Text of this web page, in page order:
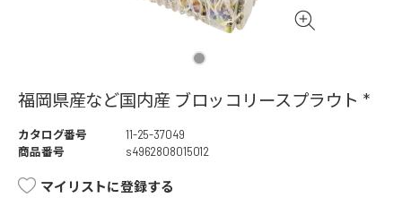
福岡県産など国内産 ブロッコリースプラウト *
カタログ番号
11-25-37049
商品番号
s4962808015012
マイリストに登録する